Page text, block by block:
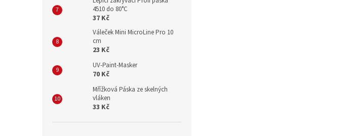
4510 do 80°C
37 Kč
Váleček Mini MicroLine Pro 10
cm
23 Kč
UV-Paint-Masker
70 Kč
Mřížková Páska ze skelných
vláken
33 Kč